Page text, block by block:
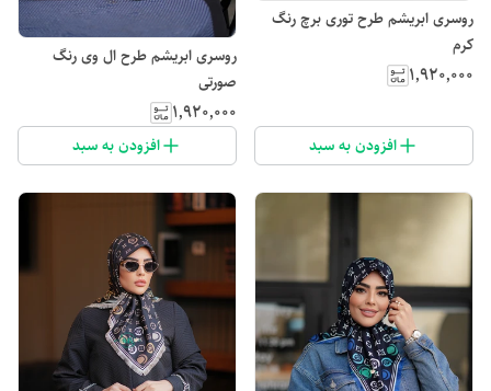
روسری ابریشم طرح توری برچ رنگ
کرم
۱٬۹۲۰٬۰۰۰
افزودن به سبد
روسری ابریشم طرح ال وی رنگ
صورتی
۱٬۹۲۰٬۰۰۰
افزودن به سبد